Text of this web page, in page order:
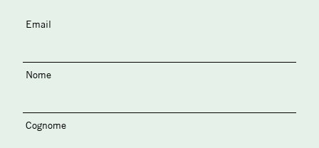
Email
Nome
Cognome